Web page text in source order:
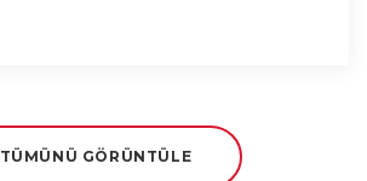
TÜMÜNÜ GÖRÜNTÜLE